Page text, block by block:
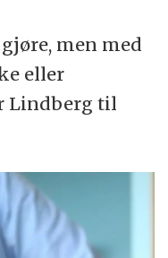
men med
eller
Lindberg til